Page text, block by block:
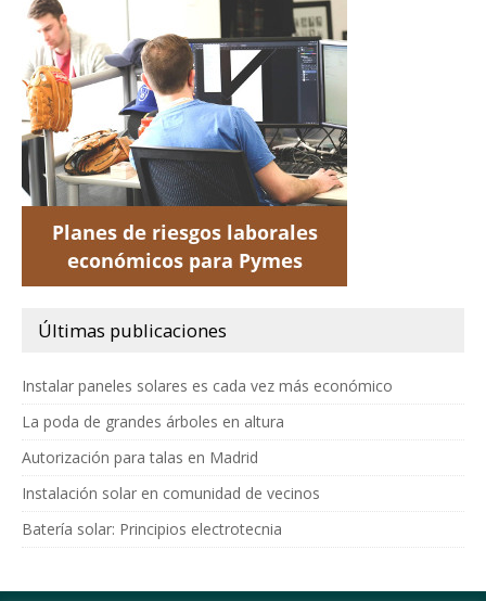
Últimas publicaciones
Instalar paneles solares es cada vez más económico
La poda de grandes árboles en altura
Autorización para talas en Madrid
Instalación solar en comunidad de vecinos
Batería solar: Principios electrotecnia